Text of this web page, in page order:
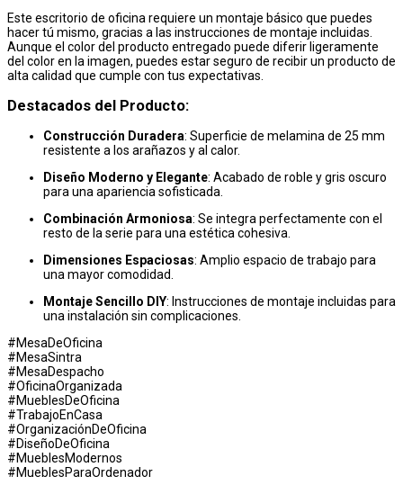
Este escritorio de oficina requiere un montaje básico que puedes
hacer tú mismo, gracias a las instrucciones de montaje incluidas.
Aunque el color del producto entregado puede diferir ligeramente
del color en la imagen, puedes estar seguro de recibir un producto de
alta calidad que cumple con tus expectativas.
Destacados del Producto:
Construcción Duradera: Superficie de melamina de 25 mm
resistente a los arañazos y al calor.
Diseño Moderno y Elegante: Acabado de roble y gris oscuro
para una apariencia sofisticada.
Combinación Armoniosa: Se integra perfectamente con el
resto de la serie para una estética cohesiva.
Dimensiones Espaciosas: Amplio espacio de trabajo para
una mayor comodidad.
Montaje Sencillo DIY: Instrucciones de montaje incluidas para
una instalación sin complicaciones.
#MesaDeOficina
#MesaSintra
#MesaDespacho
#OficinaOrganizada
#MueblesDeOficina
#TrabajoEnCasa
#OrganizaciónDeOficina
#DiseñoDeOficina
#MueblesModernos
#MueblesParaOrdenador